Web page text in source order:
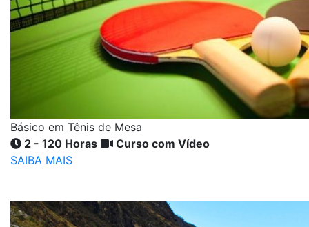
Básico em Tênis de Mesa
2 - 120 Horas
Curso com Vídeo
SAIBA MAIS